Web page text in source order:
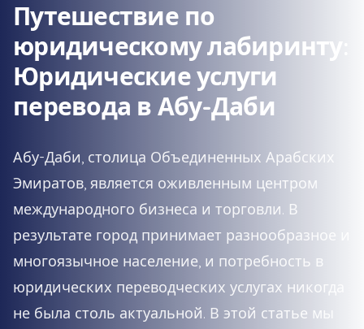
Путешествие по
юридическому лабиринту:
Юридические услуги
перевода в Абу-Даби
Абу-Даби, столица Объединенных Арабских
Эмиратов, является оживленным центром
международного бизнеса и торговли. В
результате город принимает разнообразное и
многоязычное население, и потребность в
юридических переводческих услугах никогда
не была столь актуальной. В этой статье мы